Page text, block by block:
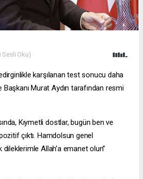
Sesli Oku)
karşılanan test sonucu daha
Murat Aydın tarafından resmi
Kıymetli dostlar, bugün ben ve
çıktı. Hamdolsun genel
Allah’a emanet olun”